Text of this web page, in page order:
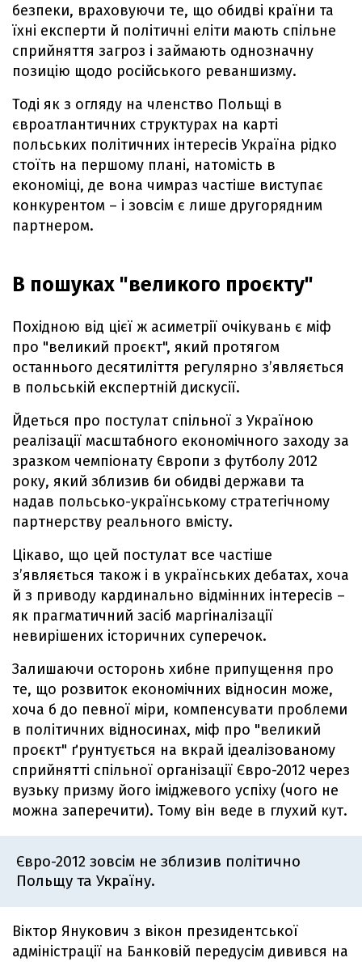
безпеки, враховуючи те, що обидві країни та
їхні експерти й політичні еліти мають спільне
сприйняття загроз і займають однозначну
позицію щодо російського реваншизму.
Тоді як з огляду на членство Польщі в
євроатлантичних структурах на карті
польських політичних інтересів Україна рідко
стоїть на першому плані, натомість в
економіці, де вона чимраз частіше виступає
конкурентом – і зовсім є лише другорядним
партнером.
В пошуках "великого проєкту"
Похідною від цієї ж асиметрії очікувань є міф
про "великий проєкт", який протягом
останнього десятиліття регулярно з’являється
в польській експертній дискусії.
Йдеться про постулат спільної з Україною
реалізації масштабного економічного заходу за
зразком чемпіонату Європи з футболу 2012
року, який зблизив би обидві держави та
надав польсько-українському стратегічному
партнерству реального вмісту.
Цікаво, що цей постулат все частіше
з’являється також і в українських дебатах, хоча
й з приводу кардинально відмінних інтересів –
як прагматичний засіб маргіналізації
невирішених історичних суперечок.
Залишаючи осторонь хибне припущення про
те, що розвиток економічних відносин може,
хоча б до певної міри, компенсувати проблеми
в політичних відносинах, міф про "великий
проєкт" ґрунтується на вкрай ідеалізованому
сприйнятті спільної організації Євро-2012 через
вузьку призму його іміджевого успіху (чого не
можна заперечити). Тому він веде в глухий кут.
Євро-2012 зовсім не зблизив політично
Польщу та Україну.
Віктор Янукович з вікон президентської
адміністрації на Банковій передусім дивився на